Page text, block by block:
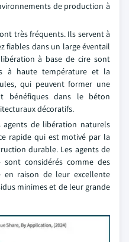
de production à
très fréquents. Ils servent à
fiables dans un large éventail
à base de cire sont
à haute température et la
qui peuvent former une
bénéfiques dans le béton
décoratifs.
agents de libération naturels
rapide qui est motivé par la
durable. Les agents de
considérés comme des
raison de leur excellente
minimes et de leur grande